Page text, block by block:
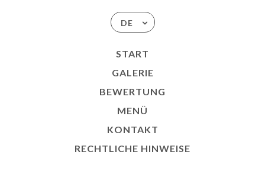
DE
START
GALERIE
BEWERTUNG
MENÜ
KONTAKT
RECHTLICHE HINWEISE